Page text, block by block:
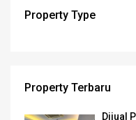
Property Type
Property Terbaru
Dijual